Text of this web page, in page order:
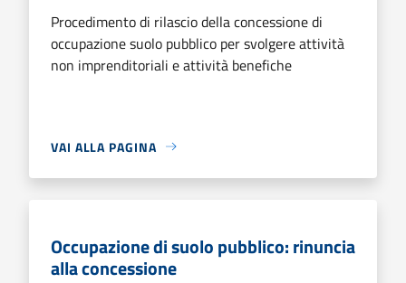
Procedimento di rilascio della concessione di
occupazione suolo pubblico per svolgere attività
non imprenditoriali e attività benefiche
VAI ALLA PAGINA
Occupazione di suolo pubblico: rinuncia
alla concessione